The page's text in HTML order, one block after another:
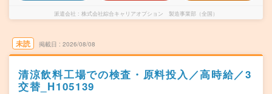
派遣会社 株式会社綜合キャリアオプション 製造事業部（全国）
未読 掲載日 2026/08/08
清涼飲料工場での検査・原料投入／高時給／3
交替_H105139